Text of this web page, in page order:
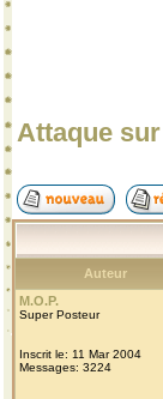
Attaque
Auteur
M.O.P.
Super Posteur
Inscrit le: 11 Mar 2004
Messages: 3224